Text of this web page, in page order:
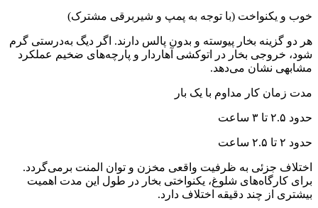
خوب و یکنواخت (با توجه به پمپ و شیربرقی مشترک)
هر دو گزینه بخار پیوسته و بدون پالس دارند. اگر دیگ به‌درستی گرم
شود، خروجی بخار در اتوکشی آهاردار و پارچه‌های ضخیم عملکرد
مشابهی نشان می‌دهد.
مدت زمان کار مداوم با یک بار
حدود ۲.۵ تا ۳ ساعت
حدود ۲ تا ۲.۵ ساعت
اختلاف جزئی به ظرفیت واقعی مخزن و توان المنت برمی‌گردد.
برای کارگاه‌های شلوغ، یکنواختی بخار در طول این مدت اهمیت
بیشتری از چند دقیقه اختلاف دارد.